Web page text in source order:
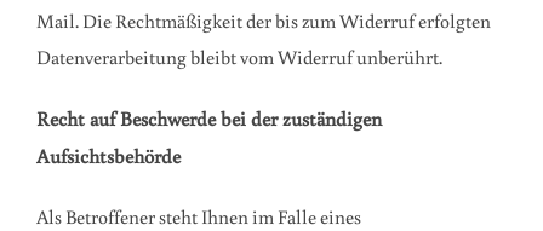
Mail. Die Rechtmäßigkeit der bis zum Widerruf erfolgten
Datenverarbeitung bleibt vom Widerruf unberührt.
Recht auf Beschwerde bei der zuständigen
Aufsichtsbehörde
Als Betroffener steht Ihnen im Falle eines